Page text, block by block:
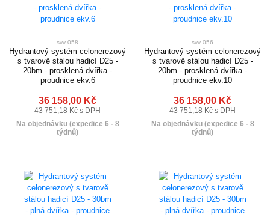
svv 058
Hydrantový systém celonerezový
s tvarově stálou hadicí D25 -
20bm - prosklená dvířka -
proudnice ekv.6
36 158,00 Kč
43 751,18 Kč s DPH
Na objednávku (expedice 6 - 8
týdnů)
svv 056
Hydrantový systém celonerezový
s tvarově stálou hadicí D25 -
20bm - prosklená dvířka -
proudnice ekv.10
36 158,00 Kč
43 751,18 Kč s DPH
Na objednávku (expedice 6 - 8
týdnů)